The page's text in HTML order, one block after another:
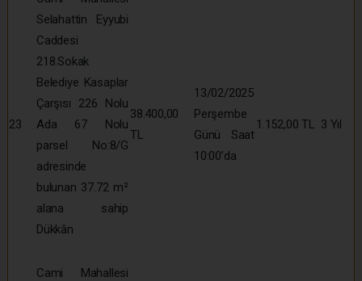
23
Selahattin Eyyubi
Caddesi
218.Sokak
Belediye Kasaplar
Çarşısı 226 Nolu
Ada 67 Nolu
parsel No:8/G
adresinde
bulunan 37.72 m²
alana sahip
Dükkân
38.400,00
TL
13/02/2025
Perşembe
Günü Saat
10:00’da
1.152,00 TL 3 Yıl
Cami Mahallesi